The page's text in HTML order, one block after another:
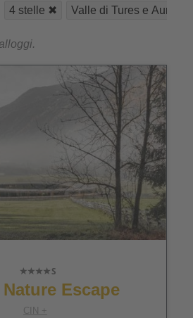
4 stelle Valle di Tures e Aurina
Escape
CIN +